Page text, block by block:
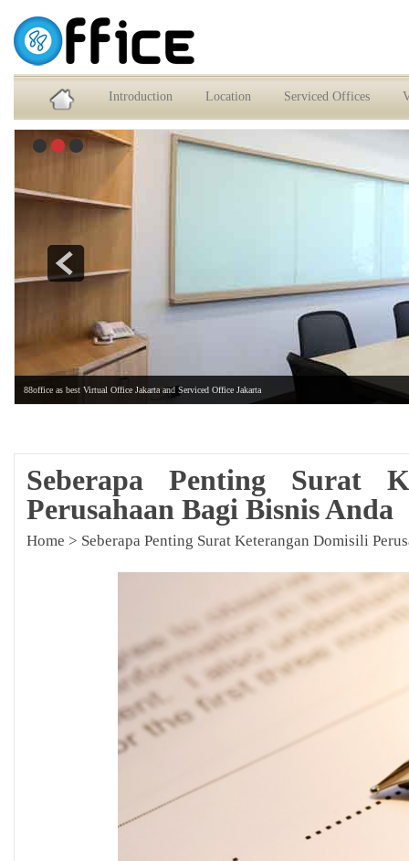
Service Office dan Virtual Office Jakarta Selatan
Introduction Location Serviced Offices
88office as best Virtual Office Jakarta and Serviced Office Jakarta
Seberapa Penting Surat
Perusahaan Bagi Bisnis Anda
Home > Seberapa Penting Surat Keterangan Domisili